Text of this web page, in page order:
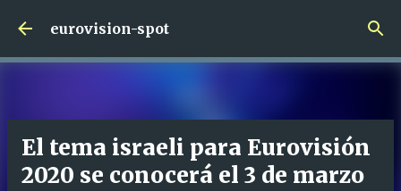
Ir al contenido principal
eurovision-spot
El tema israeli para Eurovisión
2020 se conocerá el 3 de marzo